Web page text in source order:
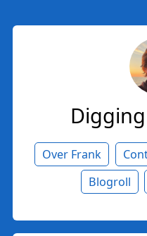
Over Frank
Blogroll